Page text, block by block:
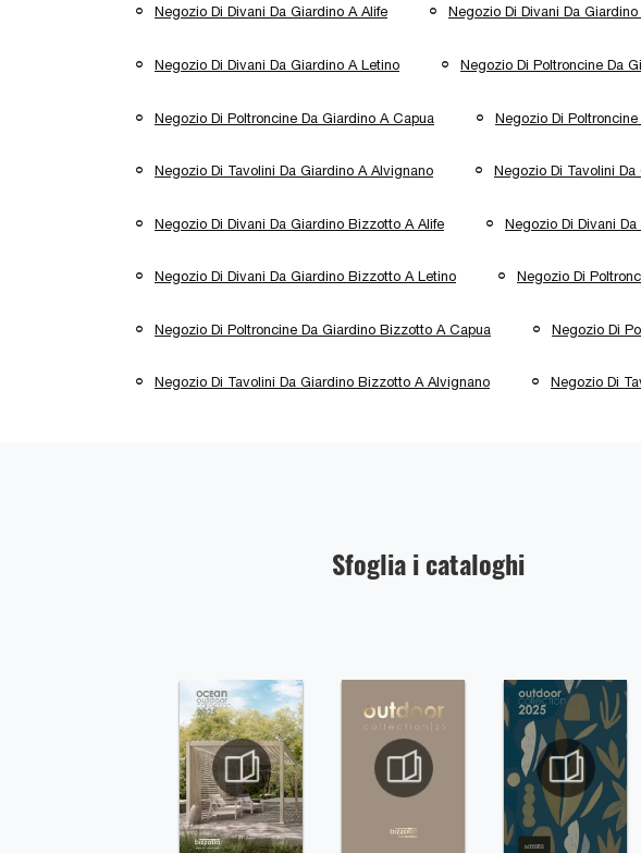
Negozio Di Divani Da Giardino A Alife Negozio Di Divani Da
Negozio Di Divani Da Giardino A Letino Negozio Di Poltroncine Da
Negozio Di Poltroncine Da Giardino A Capua Negozio Di
Negozio Di Tavolini Da Giardino A Alvignano Negozio Di Tavolini
Negozio Di Divani Da Giardino Bizzotto A Alife Negozio Di Divani
Negozio Di Divani Da Giardino Bizzotto A Letino Negozio Di
Negozio Di Poltroncine Da Giardino Bizzotto A Capua Negozio Di
Negozio Di Tavolini Da Giardino Bizzotto A Alvignano Negozio Di
Sfoglia i cataloghi